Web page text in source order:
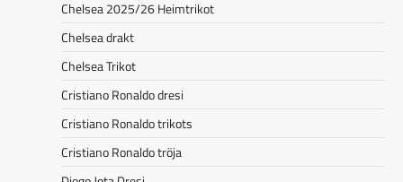
Chelsea 2025/26 Heimtrikot
Chelsea drakt
Chelsea Trikot
Cristiano Ronaldo dresi
Cristiano Ronaldo trikots
Cristiano Ronaldo tröja